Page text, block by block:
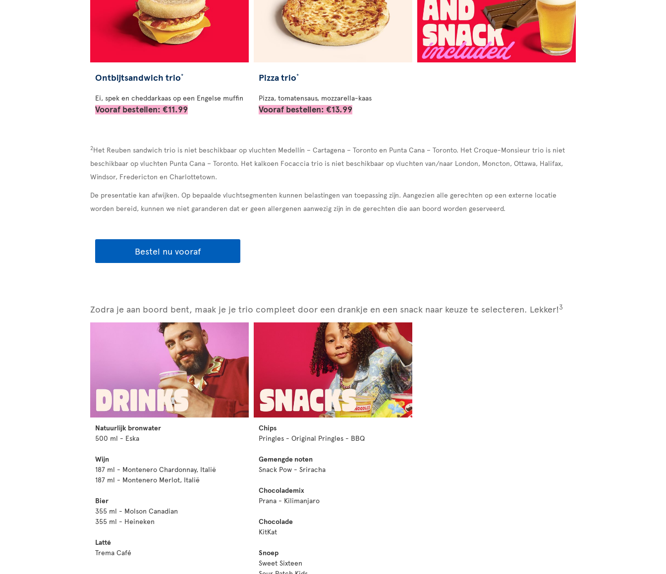
Ontbijtsandwich trio*
Ei, spek en cheddarkaas op een Engelse muffin
Vooraf bestellen: €11.99
Pizza trio*
Pizza, tomatensaus, mozzarella-kaas
Vooraf bestellen: €13.99
2Het Reuben sandwich trio is niet beschikbaar op vluchten Medellín – Cartagena – Toronto en Punta Cana – Toronto. Het Croque-Monsieur trio is niet
beschikbaar op vluchten Punta Cana – Toronto. Het kalkoen Focaccia trio is niet beschikbaar op vluchten van/naar London, Moncton, Ottawa, Halifax,
Windsor, Fredericton en Charlottetown.
De presentatie kan afwijken. Op bepaalde vluchtsegmenten kunnen belastingen van toepassing zijn. Aangezien alle gerechten op een externe locatie
worden bereid, kunnen we niet garanderen dat er geen allergenen aanwezig zijn in de gerechten die aan boord worden geserveerd.
Bestel nu vooraf
Zodra je aan boord bent, maak je je trio compleet door een drankje en een snack naar keuze te selecteren. Lekker!3
Natuurlijk bronwater
500 ml - Eska
Wijn
187 ml - Montenero Chardonnay, Italië
187 ml - Montenero Merlot, Italië
Bier
355 ml - Molson Canadian
355 ml - Heineken
Latté
Trema Café
Chips
Pringles - Original Pringles - BBQ
Gemengde noten
Snack Pow - Sriracha
Chocolademix
Prana - Kilimanjaro
Chocolade
KitKat
Snoep
Sweet Sixteen